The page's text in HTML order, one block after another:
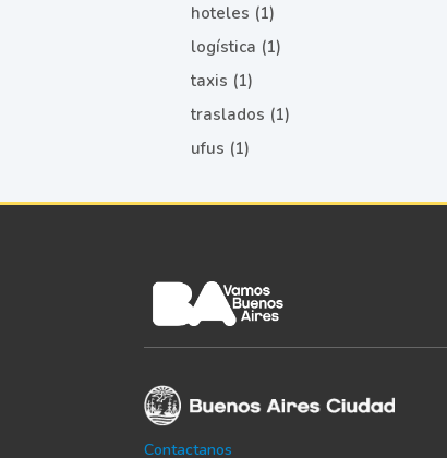
hoteles (1)
logística (1)
taxis (1)
traslados (1)
ufus (1)
Contactanos